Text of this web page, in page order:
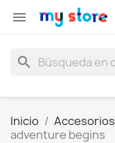

search
Inicio Accesorios
adventure begins